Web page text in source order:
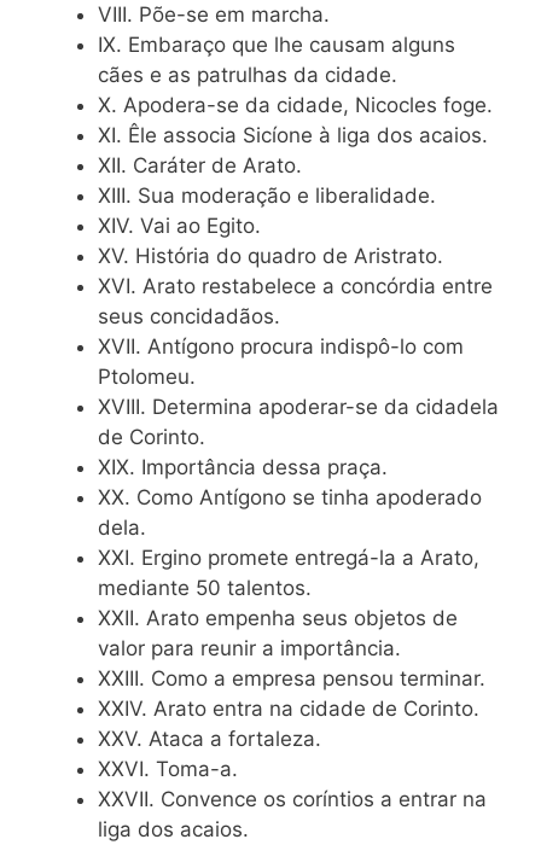
VIII. Põe-se em marcha.
IX. Embaraço que lhe causam alguns
cães e as patrulhas da cidade.
X. Apodera-se da cidade, Nicocles foge.
XI. Êle associa Sicíone à liga dos acaios.
XII. Caráter de Arato.
XIII. Sua moderação e liberalidade.
XIV. Vai ao Egito.
XV. História do quadro de Aristrato.
XVI. Arato restabelece a concórdia entre
seus concidadãos.
XVII. Antígono procura indispô-lo com
Ptolomeu.
XVIII. Determina apoderar-se da cidadela
de Corinto.
XIX. Importância dessa praça.
XX. Como Antígono se tinha apoderado
dela.
XXI. Ergino promete entregá-la a Arato,
mediante 50 talentos.
XXII. Arato empenha seus objetos de
valor para reunir a importância.
XXIII. Como a empresa pensou terminar.
XXIV. Arato entra na cidade de Corinto.
XXV. Ataca a fortaleza.
XXVI. Toma-a.
XXVII. Convence os coríntios a entrar na
liga dos acaios.